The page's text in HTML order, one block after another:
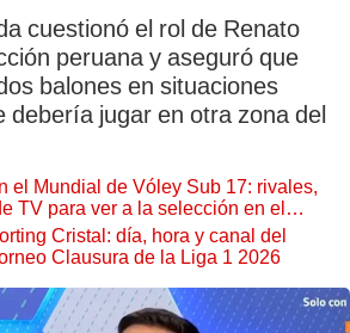
cuestionó el rol de Renato
peruana y aseguró que
balones en situaciones
debería jugar en otra zona del
el Mundial de Vóley Sub 17: rivales,
TV para ver a la selección en el
Cristal: día, hora y canal del
Clausura de la Liga 1 2026